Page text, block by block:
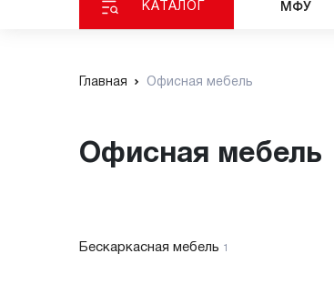
КАТАЛОГ МФУ
Главная Офисная мебель
Офисная мебель
Бескаркасная мебель 1